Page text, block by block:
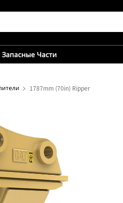
Запасные Части
1787mm (70in) Ripper